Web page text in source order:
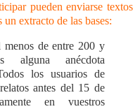
pueden enviarse textos
extracto de las bases:
de entre 200 y
alguna anécdota
los usuarios de
antes del 15 de
en vuestros